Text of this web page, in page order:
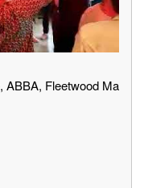
ABBA, Fleetwood Ma